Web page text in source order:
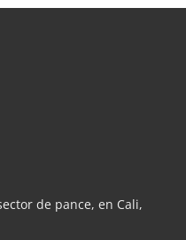
de pance, en Cali,